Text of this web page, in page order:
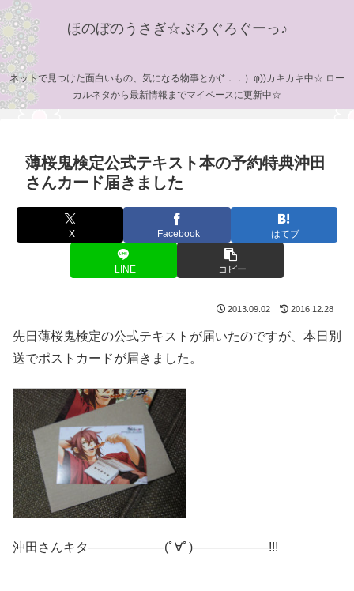
ほのぼのうさぎ☆ぶろぐろぐーっ♪
ネットで見つけた面白いもの、気になる物事とか(*．．）φ))カキカキ中☆ ロー
カルネタから最新情報までマイペースに更新中☆
薄桜鬼検定公式テキスト本の予約特典沖田
さんカード届きました
X Facebook はてブ
LINE コピー
2013.09.02 2016.12.28
先日薄桜鬼検定の公式テキストが届いたのですが、本日別
送でポストカードが届きました。
沖田さんキタ――――――(ﾟ∀ﾟ)――――――!!!